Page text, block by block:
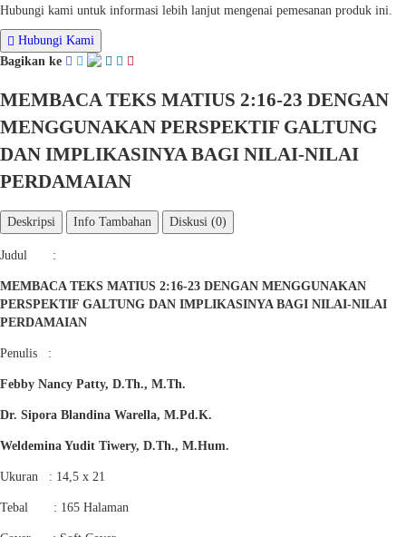
Hubungi kami untuk informasi lebih lanjut mengenai pemesanan produk ini.
Hubungi Kami
Bagikan ke
MEMBACA TEKS MATIUS 2:16-23 DENGAN
MENGGUNAKAN PERSPEKTIF GALTUNG
DAN IMPLIKASINYA BAGI NILAI-NILAI
PERDAMAIAN
Deskripsi Info Tambahan Diskusi (0)
Judul :
MEMBACA TEKS MATIUS 2:16-23 DENGAN MENGGUNAKAN
PERSPEKTIF GALTUNG DAN IMPLIKASINYA BAGI NILAI-NILAI
PERDAMAIAN
Penulis :
Febby Nancy Patty, D.Th., M.Th.
Dr. Sipora Blandina Warella, M.Pd.K.
Weldemina Yudit Tiwery, D.Th., M.Hum.
Ukuran : 14,5 x 21
Tebal : 165 Halaman